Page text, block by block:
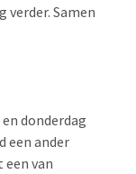
verder. Samen
donderdag
een ander
van